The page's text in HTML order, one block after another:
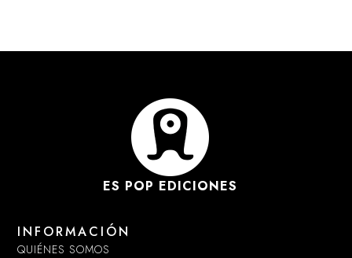
ES POP EDICIONES
INFORMACIÓN
QUIÉNES SOMOS